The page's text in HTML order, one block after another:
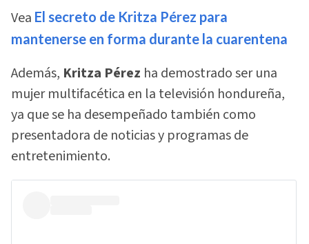
Vea El secreto de Kritza Pérez para
mantenerse en forma durante la cuarentena
Además, Kritza Pérez ha demostrado ser una
mujer multifacética en la televisión hondureña,
ya que se ha desempeñado también como
presentadora de noticias y programas de
entretenimiento.